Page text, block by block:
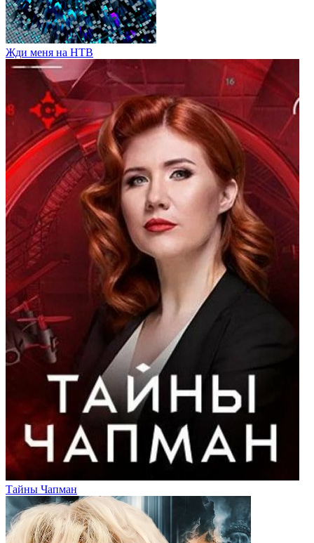
Жди меня на НТВ
Тайны Чапман